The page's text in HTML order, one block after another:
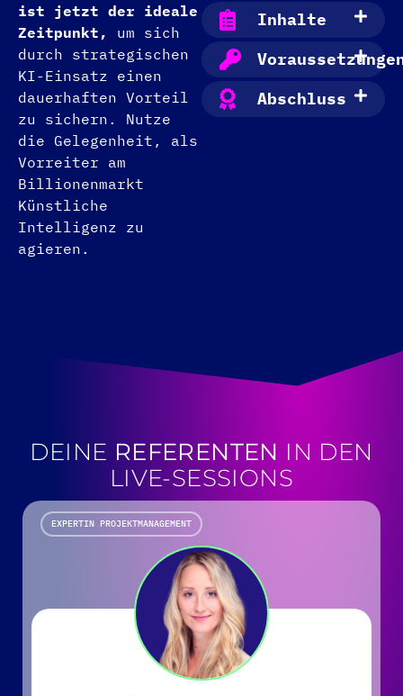
ist jetzt der ideale
Zeitpunkt,
um sich
durch strategischen
KI-Einsatz einen
dauerhaften Vorteil
zu sichern. Nutze
die Gelegenheit, als
Vorreiter am
Billionenmarkt
Künstliche
Intelligenz zu
agieren.
Inhalte
Abschluss
DEINE REFERENTEN IN DEN
LIVE-SESSIONS
EXPERTIN PROJEKTMANAGEMENT